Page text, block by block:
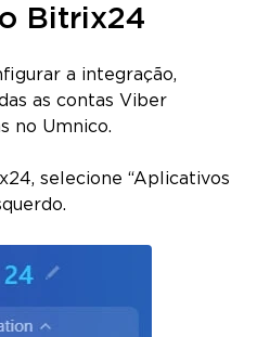
Bitrix24
a integração,
as contas Viber
no Umnico.
selecione “Aplicativos